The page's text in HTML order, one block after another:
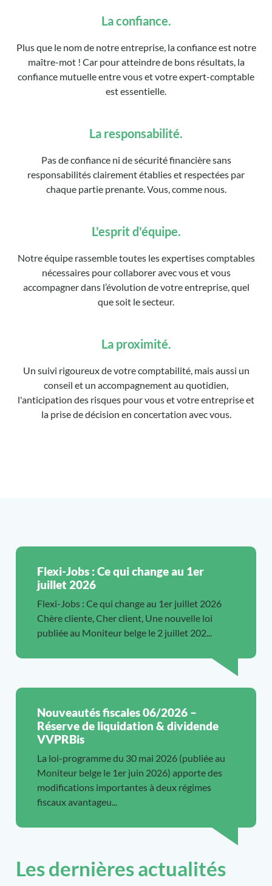
La confiance.
Plus que le nom de notre entreprise, la confiance est notre
maître-mot ! Car pour atteindre de bons résultats, la
confiance mutuelle entre vous et votre expert-comptable
est essentielle.
La responsabilité.
Pas de confiance ni de sécurité financière sans
responsabilités clairement établies et respectées par
chaque partie prenante. Vous, comme nous.
L'esprit d'équipe.
Notre équipe rassemble toutes les expertises comptables
nécessaires pour collaborer avec vous et vous
accompagner dans l’évolution de votre entreprise, quel
que soit le secteur.
La proximité.
Un suivi rigoureux de votre comptabilité, mais aussi un
conseil et un accompagnement au quotidien,
l'anticipation des risques pour vous et votre entreprise et
la prise de décision en concertation avec vous.
Flexi-Jobs : Ce qui change au 1er
juillet 2026
Flexi-Jobs : Ce qui change au 1er juillet 2026
Chère cliente, Cher client, Une nouvelle loi
publiée au Moniteur belge le 2 juillet 202...
Nouveautés fiscales 06/2026 –
Réserve de liquidation & dividende
VVPRBis
La loi-programme du 30 mai 2026 (publiée au
Moniteur belge le 1er juin 2026) apporte des
modifications importantes à deux régimes
fiscaux avantageu...
Les dernières actualités